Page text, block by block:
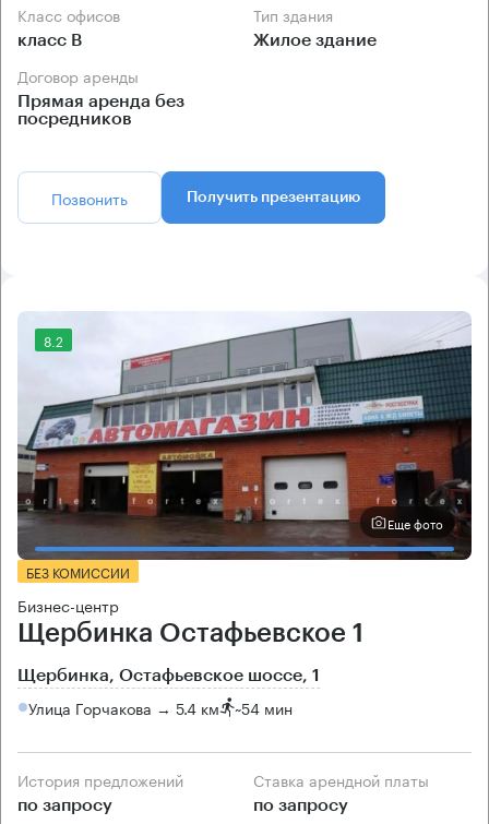
Класс офисов
класс B
Тип здания
Жилое здание
Договор аренды
Прямая аренда без
посредников
Позвонить Получить презентацию
8.2
Еще фото
БЕЗ КОМИССИИ
Бизнес-центр
Щербинка Остафьевское 1
Щербинка, Остафьевское шоссе, 1
Улица Горчакова → 5.4 км ~54 мин
История предложений
по запросу
Ставка арендной платы
по запросу